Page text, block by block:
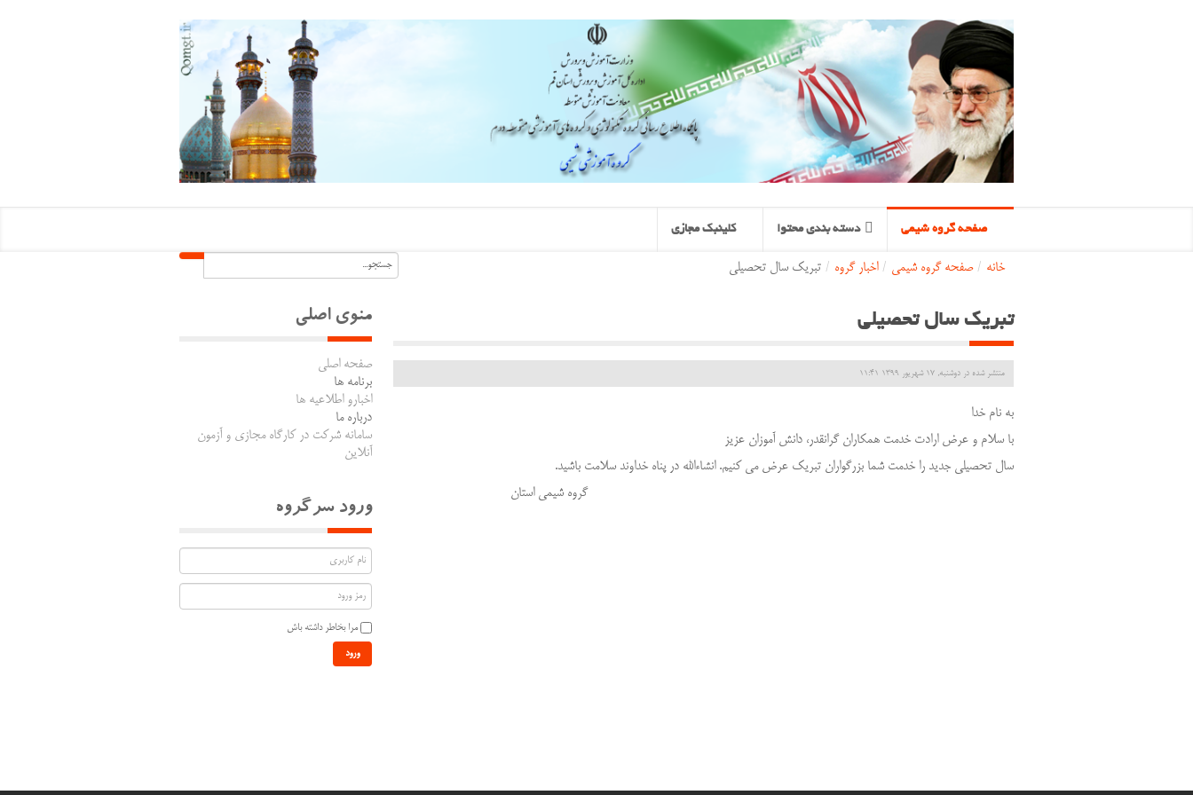
صفحه گروه شیمی دسته بندی محتوا کلینبک مجازی
خانه / صفحه گروه شیمی / اخبار گروه / تبریک سال تحصیلی
تبریک سال تحصیلی
منتشر شده در دوشنبه, 17 شهریور 1399 11:41
به نام خدا
با سلام و عرض ارادت خدمت همکاران گرانقدر، دانش آموزان عزیز
سال تحصیلی جدید را خدمت شما بزرگواران تبریک عرض می کنیم. انشاءالله در پناه خداوند سلامت باشید.
گروه شیمی استان
منوی اصلی
صفحه اصلی
برنامه ها
اخبارو اطلاعیه ها
درباره ما
سامانه شرکت در کارگاه مجازی و آزمون
آنلاین
ورود سرگروه
مرا بخاطر داشته باش
ورود